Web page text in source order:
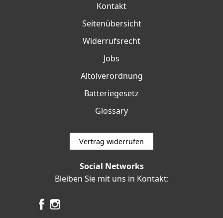
Kontakt
Seitenübersicht
Widerrufsrecht
Jobs
Altölverordnung
Batteriegesetz
Glossary
Vertrag widerrufen
Social Networks
Bleiben Sie mit uns in Kontakt: